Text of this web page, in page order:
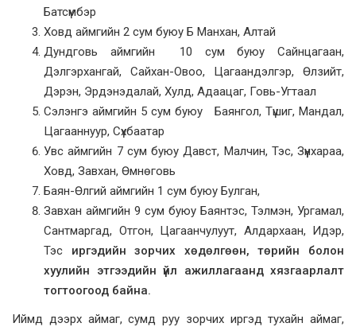
Батсүмбэр
Ховд аймгийн 2 сум буюу Б Манхан, Алтай
Дундговь аймгийн 10 сум буюу Сайнцагаан,
Дэлгэрхангай, Сайхан-Овоо, Цагаандэлгэр, Өлзийт,
Дэрэн, Эрдэнэдалай, Хулд, Адаацаг, Говь-Угтаал
Сэлэнгэ аймгийн 5 сум буюу Баянгол, Түшиг, Мандал,
Цагааннуур, Сүхбаатар
Увс аймгийн 7 сум буюу Давст, Малчин, Тэс, Зүүнхараа,
Ховд, Завхан, Өмнөговь
Баян-Өлгий аймгийн 1 сум буюу Булган,
Завхан аймгийн 9 сум буюу Баянтэс, Тэлмэн, Ургамал,
Сантмаргад, Отгон, Цагаанчулуут, Алдархаан, Идэр,
Тэс иргэдийн зорчих хөдөлгөөн, төрийн болон
хуулийн этгээдийн үйл ажиллагаанд хязгаарлалт
тогтоогоод байна.
Иймд дээрх аймаг, сумд руу зорчих иргэд тухайн аймаг,